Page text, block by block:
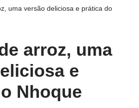
uma versão deliciosa e prática do
arroz, uma
e
Nhoque